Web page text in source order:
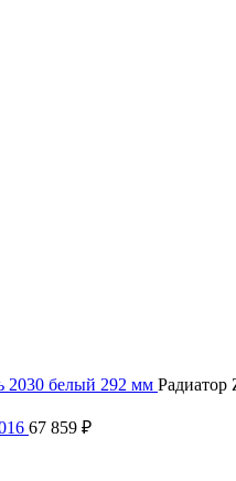
2030 белый 292 мм Радиатор
67 859 ₽